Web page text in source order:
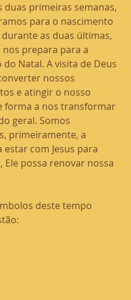
duas primeiras semanas,
para o nascimento
durante as duas últimas,
nos prepara para a
do Natal. A visita de Deus
nossos
e atingir o nosso
forma a nos transformar
geral. Somos
primeiramente, a
com Jesus para
Ele possa renovar nossa
deste tempo